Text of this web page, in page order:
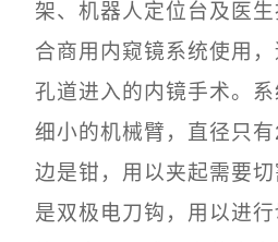
架、机器人定位台及医
合商用内窥镜系统使用
孔道进入的内镜手术。
细小的机械臂，直径只
边是钳，用以夹起需要
是双极电刀钩，用以进